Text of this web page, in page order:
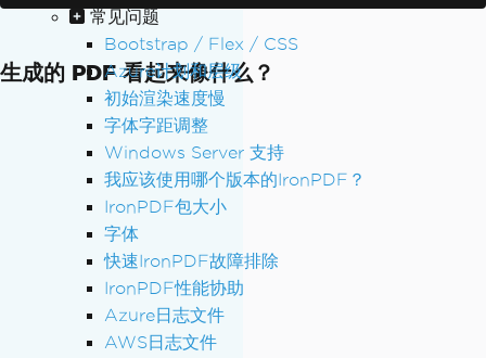
常见问题
Bootstrap / Flex / CSS
Azure计划和层级
初始渲染速度慢
字体字距调整
Windows Server 支持
我应该使用哪个版本的IronPDF？
IronPDF包大小
字体
快速IronPDF故障排除
IronPDF性能协助
Azure日志文件
AWS日志文件
MarginBottom
// Enable JavaScript for dynamic c
ontent
EnableJavaScript
// Set paper orientation
PaperOrientation
Portrait
// Add first page number offset
FirstPageNumber
生成的 PDF 看起来像什么？